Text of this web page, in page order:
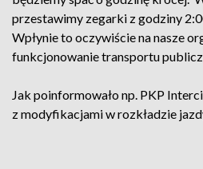
przestawimy zegarki z godziny
Wpłynie to oczywiście na nasze
funkcjonowanie transportu
Jak poinformowało np. PKP
z modyfikacjami w rozkładzie